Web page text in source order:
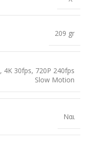
209 gr
, 4K 30fps, 720P 240fps
Slow Motion
Ναι